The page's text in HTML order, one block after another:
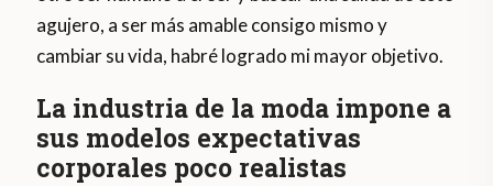
agujero, a ser más amable consigo mismo y
cambiar su vida, habré logrado mi mayor objetivo.
La industria de la moda impone a
sus modelos expectativas
corporales poco realistas